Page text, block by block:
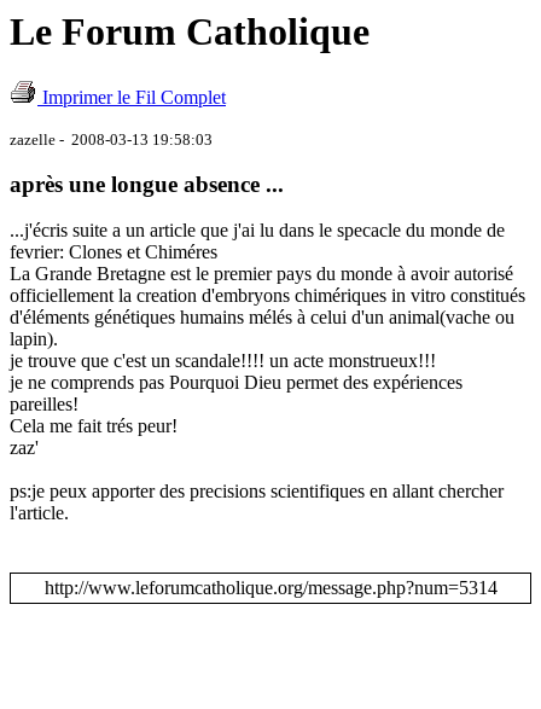
Le Forum Catholique
Imprimer le Fil Complet
zazelle - 2008-03-13 19:58:03
après une longue absence ...
...j'écris suite a un article que j'ai lu dans le specacle du monde de
fevrier: Clones et Chiméres
La Grande Bretagne est le premier pays du monde à avoir autorisé
officiellement la creation d'embryons chimériques in vitro constitués
d'éléments génétiques humains mélés à celui d'un animal(vache ou
lapin).
je trouve que c'est un scandale!!!! un acte monstrueux!!!
je ne comprends pas Pourquoi Dieu permet des expériences
pareilles!
Cela me fait trés peur!
zaz'
ps:je peux apporter des precisions scientifiques en allant chercher
l'article.
http://www.leforumcatholique.org/message.php?num=5314